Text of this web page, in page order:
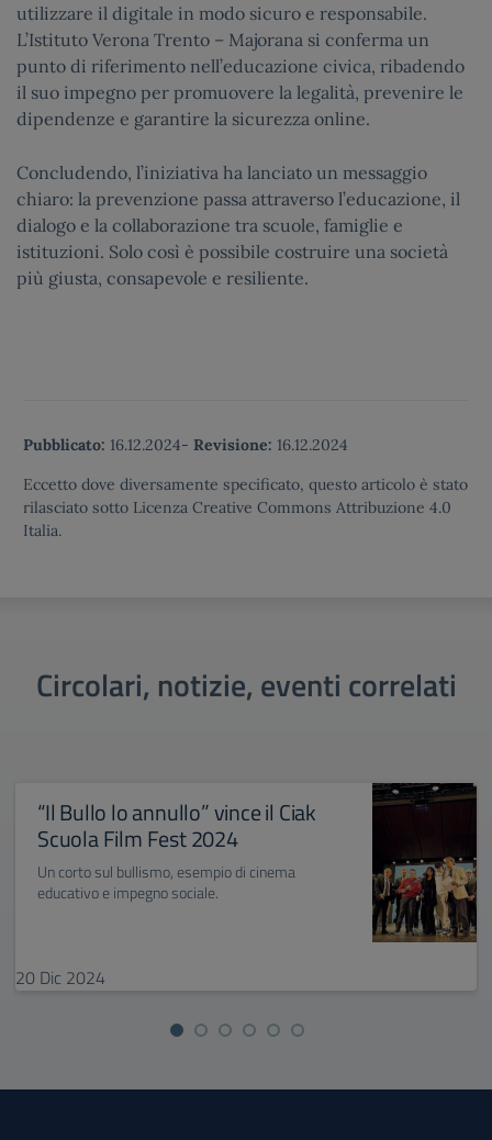
utilizzare il digitale in modo sicuro e responsabile.
L’Istituto Verona Trento – Majorana si conferma un
punto di riferimento nell’educazione civica, ribadendo
il suo impegno per promuovere la legalità, prevenire le
dipendenze e garantire la sicurezza online.
Concludendo, l’iniziativa ha lanciato un messaggio
chiaro: la prevenzione passa attraverso l’educazione, il
dialogo e la collaborazione tra scuole, famiglie e
istituzioni. Solo così è possibile costruire una società
più giusta, consapevole e resiliente.
Pubblicato: 16.12.2024- Revisione: 16.12.2024
Eccetto dove diversamente specificato, questo articolo è stato
rilasciato sotto Licenza Creative Commons Attribuzione 4.0
Italia.
Circolari, notizie, eventi correlati
“Il Bullo lo annullo” vince il Ciak
Scuola Film Fest 2024
Un corto sul bullismo, esempio di cinema
educativo e impegno sociale.
20 Dic 2024